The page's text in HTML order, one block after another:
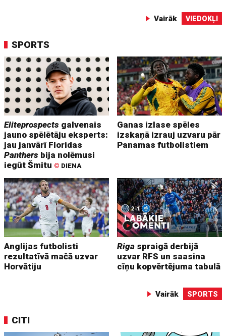
Vairāk VIEDOKĻI
SPORTS
Eliteprospects galvenais
jauno spēlētāju eksperts:
jau janvārī Floridas
Panthers bija nolēmusi
iegūt Šmitu © DIENA
Ganas izlase spēles
izskaņā izrauj uzvaru pār
Panamas futbolistiem
Anglijas futbolisti
rezultatīvā mačā uzvar
Horvātiju
Riga spraigā derbijā
uzvar RFS un saasina
cīņu kopvērtējuma tabulā
Vairāk SPORTS
CITI